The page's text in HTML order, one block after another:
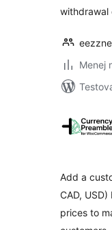
withdrawal
Menej
Add a
CAD,
prices to